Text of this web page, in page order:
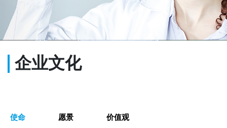
企业文化
使命 愿景 价值观